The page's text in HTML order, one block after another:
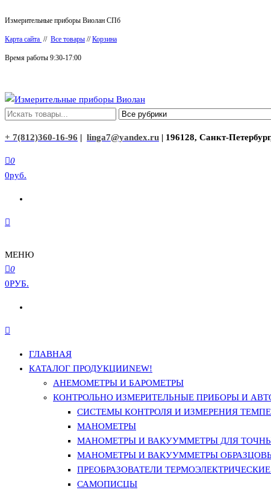
к
содержимому
Измерительные приборы Виолан СПб
Карта сайта // Все товары //Корзина
Время работы 9:30-17:00
Измерительные приборы Виолан
+ 7(812)360-16-96 | linga7@yandex.ru | 196128, Санкт-
0
0руб.
МЕНЮ
0
0РУБ.
ГЛАВНАЯ
КАТАЛОГ ПРОДУКЦИИNEW!
АНЕМОМЕТРЫ И БАРОМЕТРЫ
КОНТРОЛЬНО ИЗМЕРИТЕЛЬНЫЕ ПРИБОРЫ И
СИСТЕМЫ КОНТРОЛЯ И ИЗМЕРЕНИЯ
МАНОМЕТРЫ
МАНОМЕТРЫ И ВАКУУММЕТРЫ ДЛЯ
МАНОМЕТРЫ И ВАКУУММЕТРЫ
ПРЕОБРАЗОВАТЕЛИ
САМОПИСЦЫ